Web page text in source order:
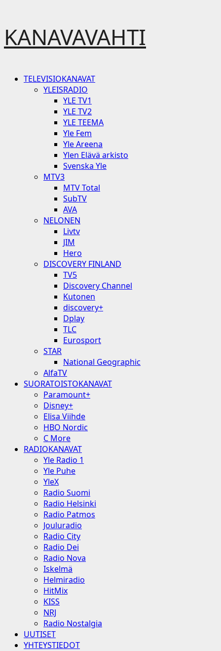
to
content
KANAVAVAHTI
PrimaryTELEVISIOKANAVAT
YLEISRADIO
YLE TV1
YLE TV2
YLE TEEMA
Yle Fem
Yle Areena
Ylen Elävä arkisto
Svenska Yle
MTV3
MTV Total
SubTV
AVA
NELONEN
Livtv
JIM
Hero
DISCOVERY FINLAND
TV5
Discovery Channel
Kutonen
discovery+
Dplay
TLC
Eurosport
STAR
National Geographic
AlfaTV
SUORATOISTOKANAVAT
Paramount+
Disney+
Elisa Viihde
HBO Nordic
C More
RADIOKANAVAT
Yle Radio 1
Yle Puhe
YleX
Radio Suomi
Radio Helsinki
Radio Patmos
Jouluradio
Radio City
Radio Dei
Radio Nova
Iskelmä
Helmiradio
HitMix
KISS
NRJ
Radio Nostalgia
UUTISET
YHTEYSTIEDOT